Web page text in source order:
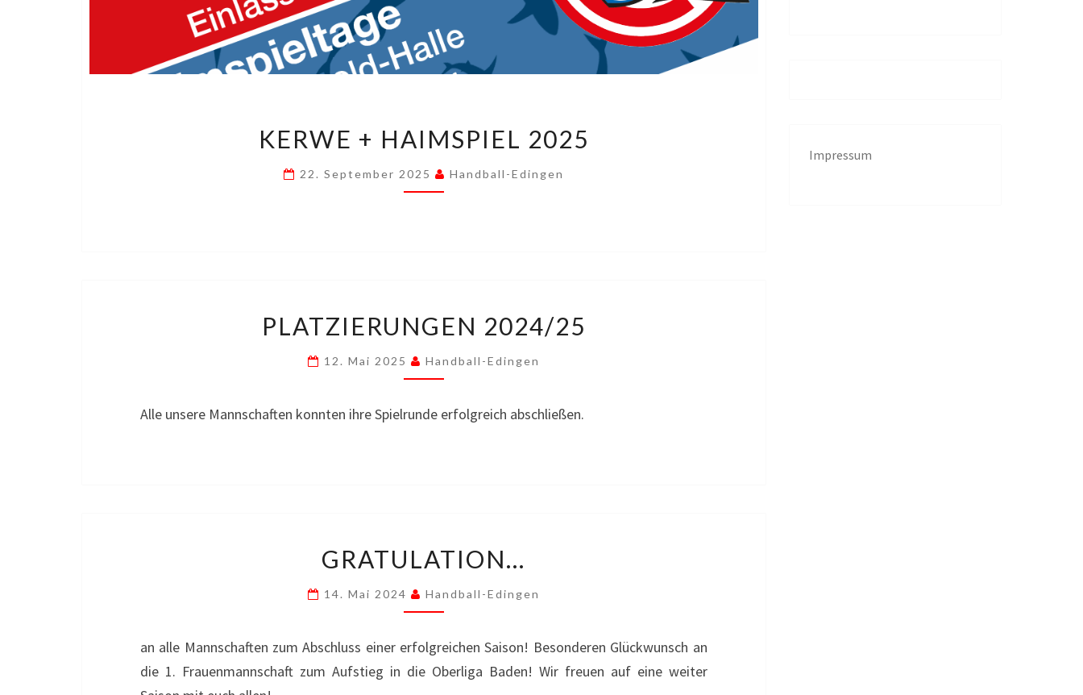
HAIMSPIEL
2025
KERWE + HAIMSPIEL 2025
22. September 2025 Handball-Edingen
2024/25
PLATZIERUNGEN 2024/25
12. Mai 2025 Handball-Edingen
Alle unsere Mannschaften konnten ihre Spielrunde erfolgreich abschließen.
GRATULATION…
14. Mai 2024 Handball-Edingen
an alle Mannschaften zum Abschluss einer erfolgreichen Saison! Besonderen Glückwunsch an
die 1. Frauenmannschaft zum Aufstieg in die Oberliga Baden! Wir freuen auf eine weiter
Impressum